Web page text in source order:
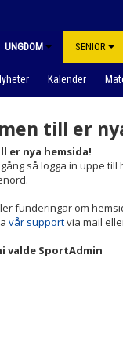
UNGDOM SENIOR
Kalender
till er
er nya hemsida!
så logga in uppe till
funderingar om
vår supportvia mail
valde SportAdmin